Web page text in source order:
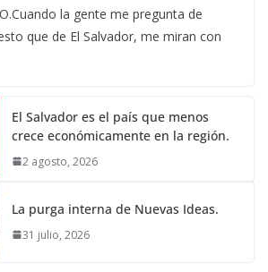
la gente me pregunta de
que de El Salvador, me miran con
El Salvador es el país que menos
crece económicamente en la región.
2 agosto, 2026
La purga interna de Nuevas Ideas.
31 julio, 2026